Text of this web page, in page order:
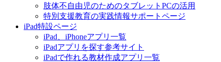
肢体不自由児のためのタブレットPCの活用
特別支援教育の実践情報サポートページ
iPad特設ページ
iPad、iPhoneアプリ一覧
iPadアプリを探す参考サイト
iPadで作れる教材作成アプリ一覧